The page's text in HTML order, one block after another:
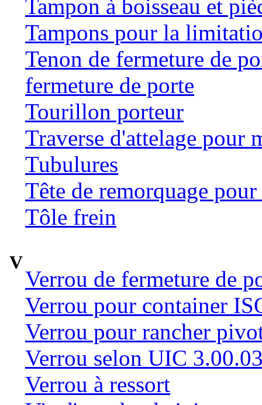
Tampon à boisseau et
Tampons pour la
Tenon de fermeture de
fermeture de porte
Tourillon porteur
Traverse d'attelage pour
Tubulures
Tête de remorquage
Tôle frein
V
Verrou de fermeture de
Verrou pour container
Verrou pour rancher
Verrou selon UIC
Verrou à ressort